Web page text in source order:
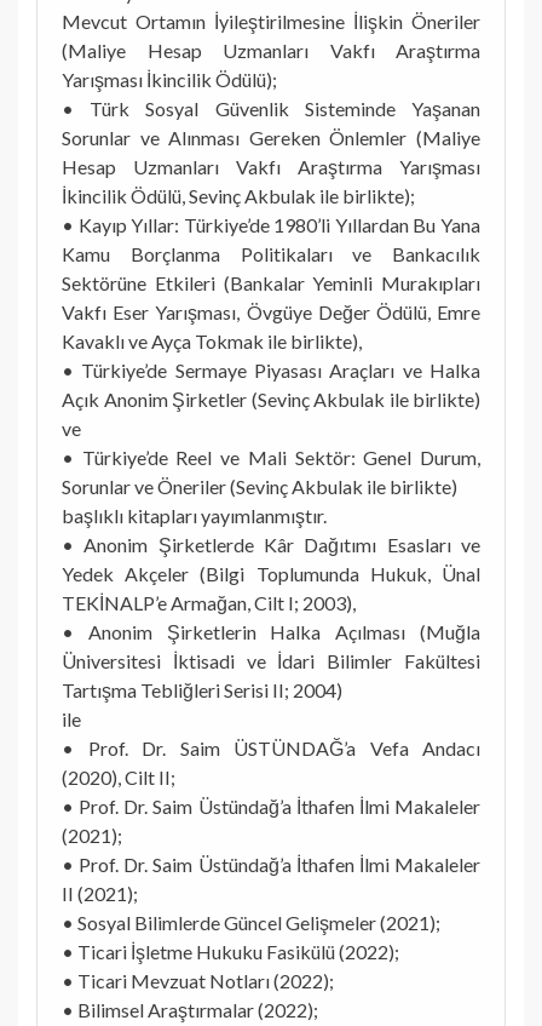
Mevcut Ortamın İyileştirilmesine İlişkin Öneriler
(Maliye Hesap Uzmanları Vakfı Araştırma
Yarışması İkincilik Ödülü);
• Türk Sosyal Güvenlik Sisteminde Yaşanan
Sorunlar ve Alınması Gereken Önlemler (Maliye
Hesap Uzmanları Vakfı Araştırma Yarışması
İkincilik Ödülü, Sevinç Akbulak ile birlikte);
• Kayıp Yıllar: Türkiye’de 1980’li Yıllardan Bu Yana
Kamu Borçlanma Politikaları ve Bankacılık
Sektörüne Etkileri (Bankalar Yeminli Murakıpları
Vakfı Eser Yarışması, Övgüye Değer Ödülü, Emre
Kavaklı ve Ayça Tokmak ile birlikte),
• Türkiye’de Sermaye Piyasası Araçları ve Halka
Açık Anonim Şirketler (Sevinç Akbulak ile birlikte)
ve
• Türkiye’de Reel ve Mali Sektör: Genel Durum,
Sorunlar ve Öneriler (Sevinç Akbulak ile birlikte)
başlıklı kitapları yayımlanmıştır.
• Anonim Şirketlerde Kâr Dağıtımı Esasları ve
Yedek Akçeler (Bilgi Toplumunda Hukuk, Ünal
TEKİNALP’e Armağan, Cilt I; 2003),
• Anonim Şirketlerin Halka Açılması (Muğla
Üniversitesi İktisadi ve İdari Bilimler Fakültesi
Tartışma Tebliğleri Serisi II; 2004)
ile
• Prof. Dr. Saim ÜSTÜNDAĞ’a Vefa Andacı
(2020), Cilt II;
• Prof. Dr. Saim Üstündağ’a İthafen İlmi Makaleler
(2021);
• Prof. Dr. Saim Üstündağ’a İthafen İlmi Makaleler
II (2021);
• Sosyal Bilimlerde Güncel Gelişmeler (2021);
• Ticari İşletme Hukuku Fasikülü (2022);
• Ticari Mevzuat Notları (2022);
• Bilimsel Araştırmalar (2022);